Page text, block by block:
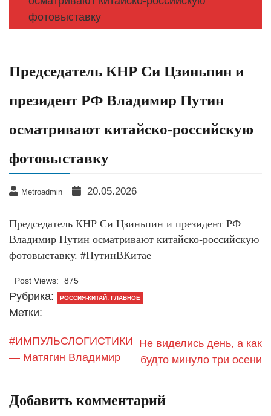
фотовыставку
Председатель КНР Си Цзиньпин и
президент РФ Владимир Путин
осматривают китайско-российскую
фотовыставку
Metroadmin 20.05.2026
Председатель КНР Си Цзиньпин и президент РФ
Владимир Путин осматривают китайско-российскую
фотовыставку. #ПутинВКитае
Post Views: 875
Рубрика: РОССИЯ-КИТАЙ: ГЛАВНОЕ
Метки:
#ИМПУЛЬСЛОГИСТИКИ
— Матягин Владимир
Не виделись день, а как
будто минуло три осени
Добавить комментарий